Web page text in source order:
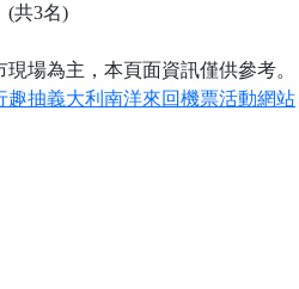
(共3名)
場為主，本頁面資訊僅供參考。
趣抽義大利南洋來回機票活動網站